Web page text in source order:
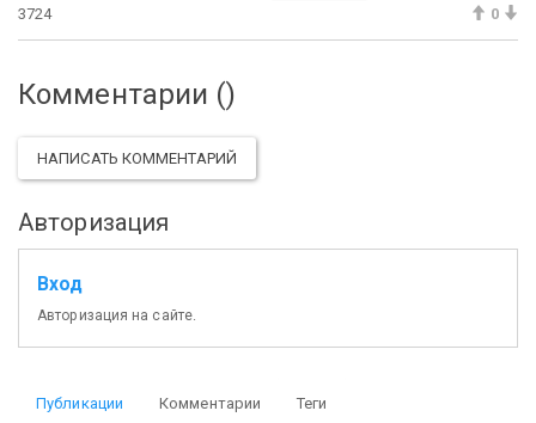
3724
0
Комментарии ()
НАПИСАТЬ КОММЕНТАРИЙ
Авторизация
Вход
Авторизация на сайте.
Публикации Комментарии Теги